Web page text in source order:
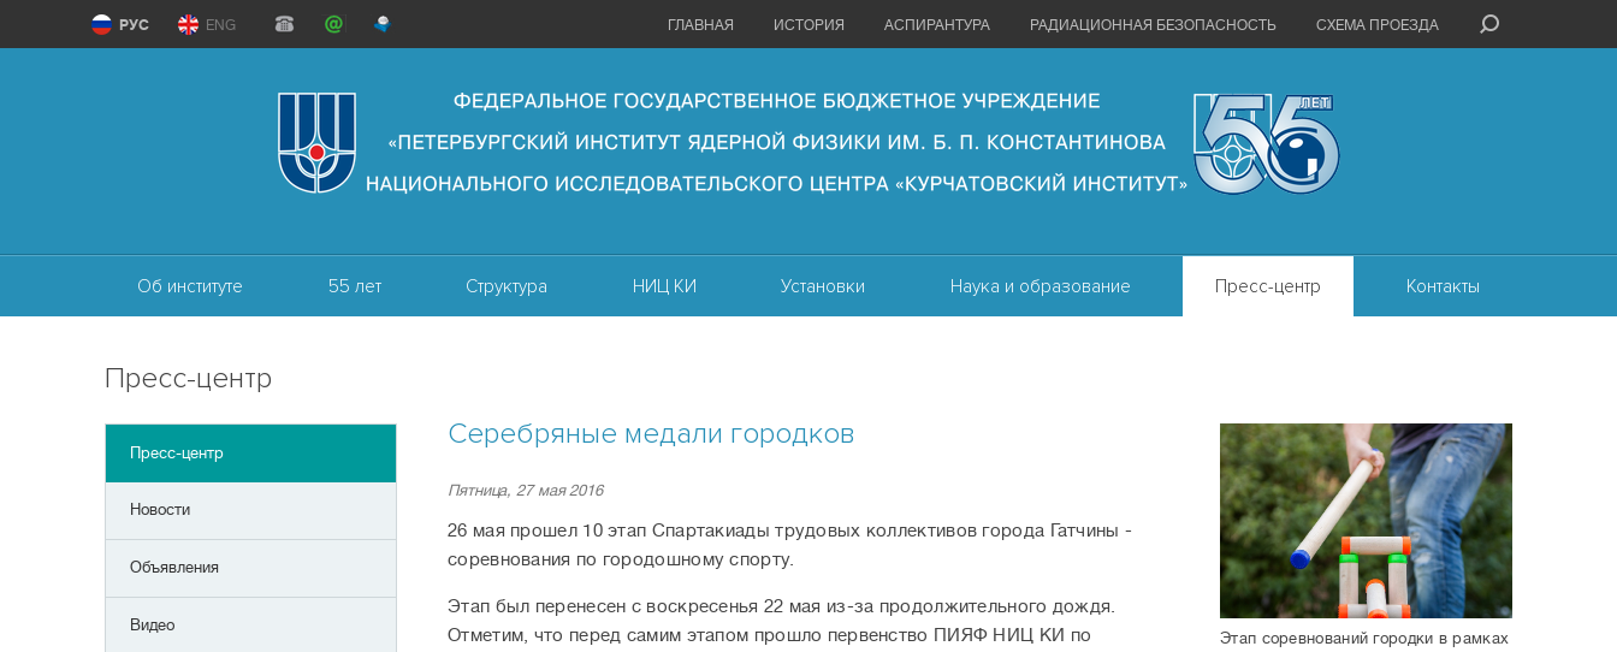
ГЛАВНАЯ ИСТОРИЯ АСПИРАНТУРА РАДИАЦИОННАЯ БЕЗОПАСНОСТЬ СХЕМА ПРОЕЗДА
РУС ENG
Об институте 55 лет Структура НИЦ КИ Установки Наука и образование Пресс-центр Контакты
Пресс-центр
Пресс-центр
Новости
Объявления
Видео
Этап соревнований городки в рамках
Серебряные медали городков
Пятница, 27 мая 2016
26 мая прошел 10 этап Спартакиады трудовых коллективов города Гатчины -
соревнования по городошному спорту.
Этап был перенесен с воскресенья 22 мая из-за продолжительного дождя.
Отметим, что перед самим этапом прошло первенство ПИЯФ НИЦ КИ по